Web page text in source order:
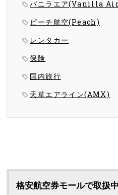
バニラエア(Vanilla
ピーチ航空(Peach)
レンタカー
保険
国内旅行
天草エアライン(AMX)
格安航空券モールで取扱